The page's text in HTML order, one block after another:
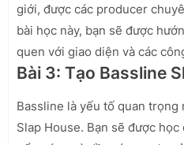
giới, được các producer
bài học này, bạn sẽ được
quen với giao diện và các
Bài 3: Tạo Bassline
Bassline là yếu tố quan
Slap House. Bạn sẽ được